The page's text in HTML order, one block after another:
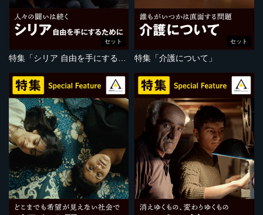
セット セット
特集「介護について」